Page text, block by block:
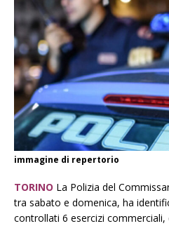
immagine di repertorio
TORINO La Polizia del
tra sabato e domenica, ha
controllati 6 esercizi commerciali,